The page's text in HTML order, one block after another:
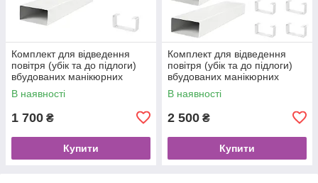
Комплект для відведення
повітря (убік та до підлоги)
вбудованих манікюрних
витяжок Teri Turbo / 800 (1
метр)
В наявності
1 700 ₴
Купити
Комплект для відведення
повітря (убік та до підлоги)
вбудованих манікюрних
витяжок Teri Turbo / 800
(0,5+0,5 метра)
В наявності
2 500 ₴
Купити